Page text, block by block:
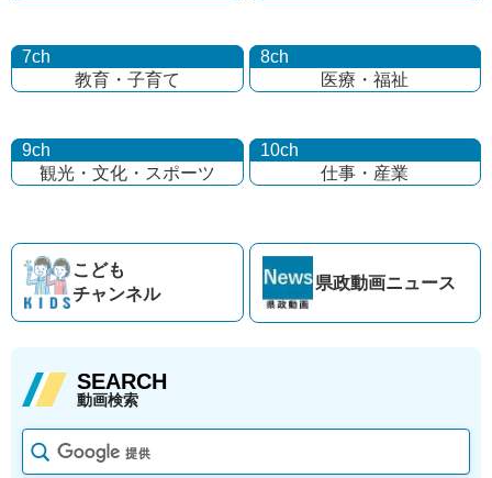
7ch
教育・子育て
8ch
医療・福祉
9ch
観光・文化・ スポーツ
10ch
仕事・産業
こども
チャンネル
県政動画ニュース
SEARCH
動画検索